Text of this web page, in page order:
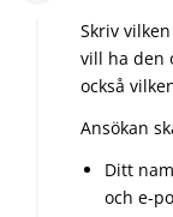
Skriv
vill ha den
också
Ansökan
Ditt
och e-